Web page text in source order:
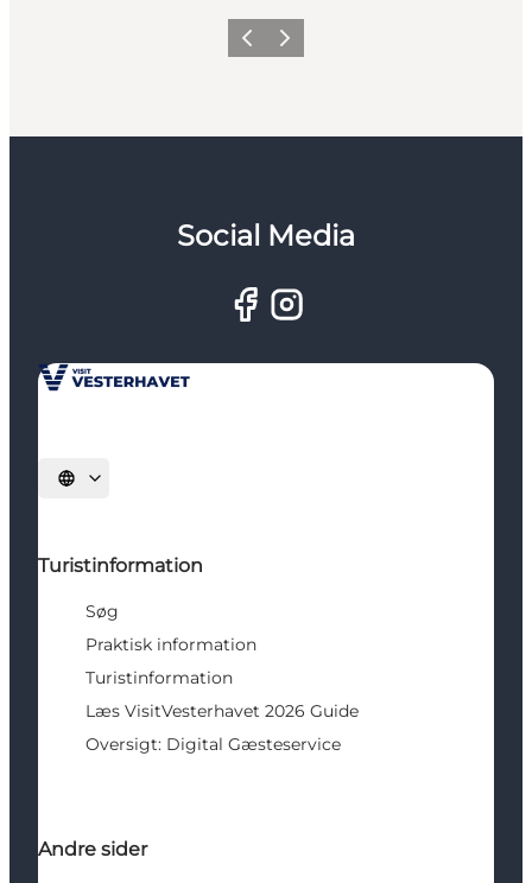
ForrigeNæste
Social Media
Vælg sprog
Turistinformation
Søg
Praktisk information
Turistinformation
Læs VisitVesterhavet 2026 Guide
Oversigt: Digital Gæsteservice
Andre sider